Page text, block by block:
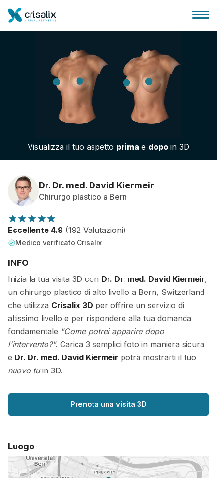
Accesso chirurghi
Piattaforma Business 3D
Piani
Recensioni dei pazienti
Visualizza il tuo aspetto prima e dopo in 3D
Dr. Dr. med. David Kiermeir
Chirurgo plastico a Bern
Eccellente 4.9 (192 Valutazioni)
Medico verificato Crisalix
INFO
Inizia la tua visita 3D con Dr. Dr. med. David Kiermeir,
un chirurgo plastico di alto livello a Bern, Switzerland
che utilizza Crisalix 3D per offrire un servizio di
altissimo livello e per rispondere alla tua domanda
fondamentale "Come potrei apparire dopo
l'intervento?". Carica 3 semplici foto in maniera sicura
e Dr. Dr. med. David Kiermeir potrà mostrarti il tuo
nuovo tuin 3D.
Prenota una visita 3D
Luogo